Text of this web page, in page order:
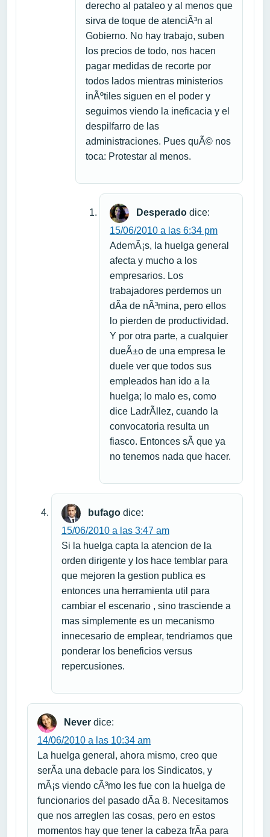
derecho al pataleo y al menos que
sirva de toque de atenciÃ³n al
Gobierno. No hay trabajo, suben
los precios de todo, nos hacen
pagar medidas de recorte por
todos lados mientras ministerios
inÃºtiles siguen en el poder y
seguimos viendo la ineficacia y el
despilfarro de las
administraciones. Pues quÃ© nos
toca: Protestar al menos.
Desperado dice:
15/06/2010 a las 6:34 pm
AdemÃ¡s, la huelga general
afecta y mucho a los
empresarios. Los
trabajadores perdemos un
dÃ­a de nÃ³mina, pero ellos
lo pierden de productividad.
Y por otra parte, a cualquier
dueÃ±o de una empresa le
duele ver que todos sus
empleados han ido a la
huelga; lo malo es, como
dice LadrÃ­llez, cuando la
convocatoria resulta un
fiasco. Entonces sÃ­ que ya
no tenemos nada que hacer.
bufago dice:
15/06/2010 a las 3:47 am
Si la huelga capta la atencion de la
orden dirigente y los hace temblar para
que mejoren la gestion publica es
entonces una herramienta util para
cambiar el escenario , sino trasciende a
mas simplemente es un mecanismo
innecesario de emplear, tendriamos que
ponderar los beneficios versus
repercusiones.
Never dice:
14/06/2010 a las 10:34 am
La huelga general, ahora mismo, creo que
serÃ­a una debacle para los Sindicatos, y
mÃ¡s viendo cÃ³mo les fue con la huelga de
funcionarios del pasado dÃ­a 8. Necesitamos
que nos arreglen las cosas, pero en estos
momentos hay que tener la cabeza frÃ­a para